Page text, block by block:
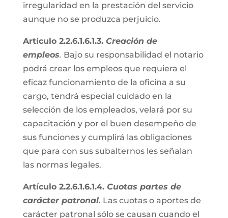
irregularidad en la prestación del servicio
aunque no se produzca perjuicio.
Artículo 2.2.6.1.6.1.3. Creación de
empleos. Bajo su responsabilidad el notario
podrá crear los empleos que requiera el
eficaz funcionamiento de la oficina a su
cargo, tendrá especial cuidado en la
selección de los empleados, velará por su
capacitación y por el buen desempeño de
sus funciones y cumplirá las obligaciones
que para con sus subalternos les señalan
las normas legales.
Artículo 2.2.6.1.6.1.4. Cuotas partes de
carácter patronal. Las cuotas o aportes de
carácter patronal sólo se causan cuando el